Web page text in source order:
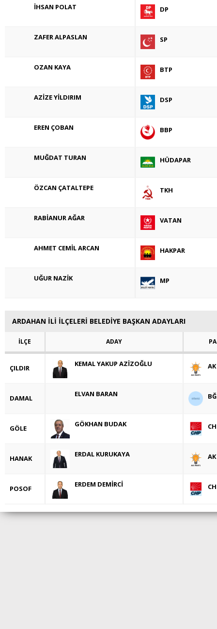
İHSAN POLAT DP
ZAFER ALPASLAN SP
OZAN KAYA BTP
AZİZE YİLDIRIM DSP
EREN ÇOBAN BBP
MUĞDAT TURAN HÜDAPAR
ÖZCAN ÇATALTEPE TKH
RABİANUR AĞAR VATAN
AHMET CEMİL ARCAN HAKPAR
UĞUR NAZİK MP
ARDAHAN İLİ İLÇELERİ BELEDİYE BAŞKAN ADAYLARI
İLÇE ADAY
ÇILDIR KEMAL YAKUP AZİZOĞLU
DAMAL ELVAN BARAN
GÖLE GÖKHAN BUDAK
HANAK ERDAL KURUKAYA
POSOF ERDEM DEMİRCİ